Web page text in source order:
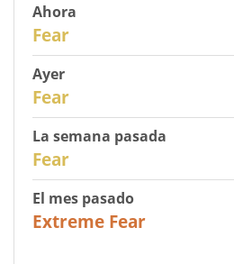
Ahora
Fear
Ayer
Fear
La semana pasada
Fear
El mes pasado
Extreme Fear